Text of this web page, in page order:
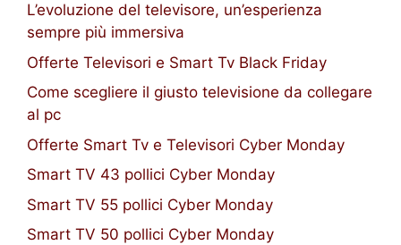
L’evoluzione del televisore, un’esperienza
sempre più immersiva
Offerte Televisori e Smart Tv Black Friday
Come scegliere il giusto televisione da collegare
al pc
Offerte Smart Tv e Televisori Cyber Monday
Smart TV 43 pollici Cyber Monday
Smart TV 55 pollici Cyber Monday
Smart TV 50 pollici Cyber Monday